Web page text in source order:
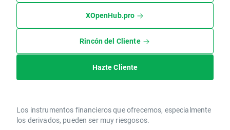
XOpenHub.pro
Rincón del Cliente
Hazte Cliente
Los instrumentos financieros que ofrecemos, especialmente
los derivados, pueden ser muy riesgosos.